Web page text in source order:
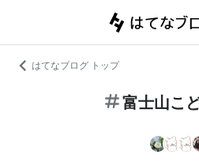
はてなブログ トップ
富士山こ